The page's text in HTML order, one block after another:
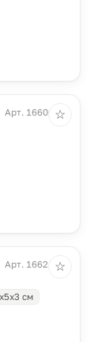
Арт. 16606.30
☆
Арт. 16621.40
см
☆